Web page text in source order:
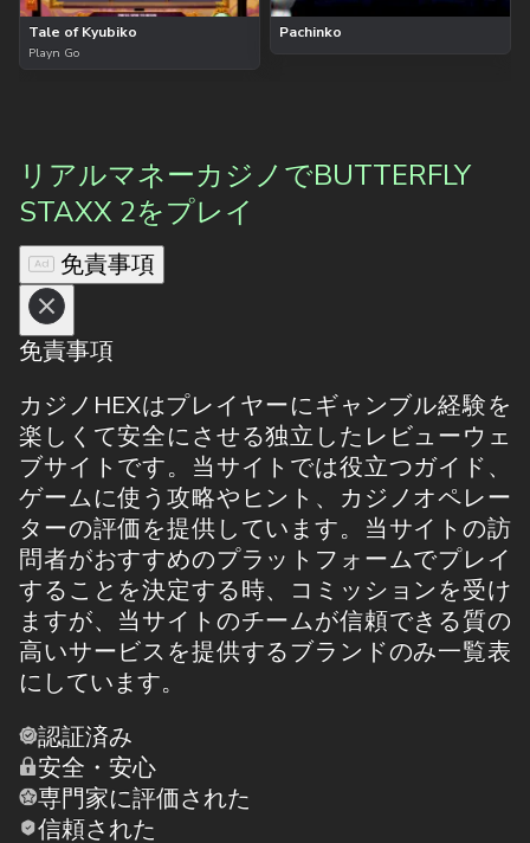
Tale of Kyubiko
Playn Go
Pachinko
リアルマネーカジノでBUTTERFLY
STAXX 2をプレイ
免責事項
免責事項
カジノHEXはプレイヤーにギャンブル経験を
楽しくて安全にさせる独立したレビューウェ
ブサイトです。当サイトでは役立つガイド、
ゲームに使う攻略やヒント、カジノオペレー
ターの評価を提供しています。当サイトの訪
問者がおすすめのプラットフォームでプレイ
することを決定する時、コミッションを受け
ますが、当サイトのチームが信頼できる質の
高いサービスを提供するブランドのみ一覧表
にしています。
認証済み
安全・安心
専門家に評価された
信頼された